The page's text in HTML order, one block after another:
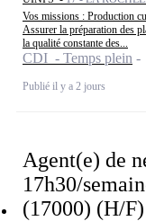
Vos missions : Production
Assurer la préparation des
la qualité constante des...
CDI - Temps plein
Publié il y a 2 jours
Agent(e) de
17h30/
(17000) (H/F)